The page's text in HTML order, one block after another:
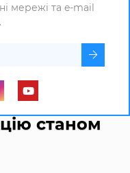
мережі та e-mail
станом